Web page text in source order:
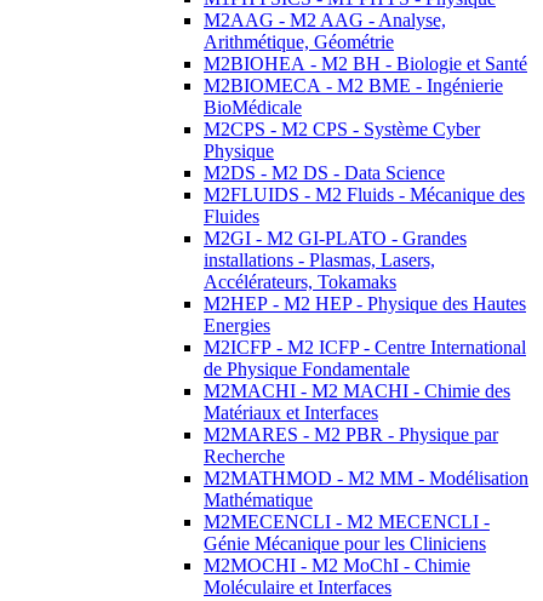
M2AAG - M2 AAG - Analyse,
Arithmétique, Géométrie
M2BIOHEA - M2 BH - Biologie et Santé
M2BIOMECA - M2 BME - Ingénierie
BioMédicale
M2CPS - M2 CPS - Système Cyber
Physique
M2DS - M2 DS - Data Science
M2FLUIDS - M2 Fluids - Mécanique des
Fluides
M2GI - M2 GI-PLATO - Grandes
installations - Plasmas, Lasers,
Accélérateurs, Tokamaks
M2HEP - M2 HEP - Physique des Hautes
Energies
M2ICFP - M2 ICFP - Centre International
de Physique Fondamentale
M2MACHI - M2 MACHI - Chimie des
Matériaux et Interfaces
M2MARES - M2 PBR - Physique par
Recherche
M2MATHMOD - M2 MM - Modélisation
Mathématique
M2MECENCLI - M2 MECENCLI -
Génie Mécanique pour les Cliniciens
M2MOCHI - M2 MoChI - Chimie
Moléculaire et Interfaces